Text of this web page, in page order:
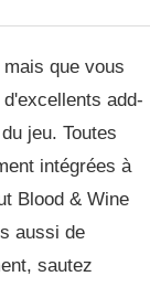
que vous
add-
jeu. Toutes
intégrées à
Blood & Wine
aussi de
sautez